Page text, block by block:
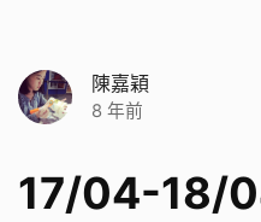
陳嘉穎
8 年前
17/04-18/